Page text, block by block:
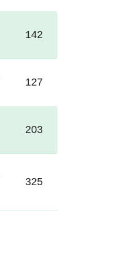
142
127
203
325